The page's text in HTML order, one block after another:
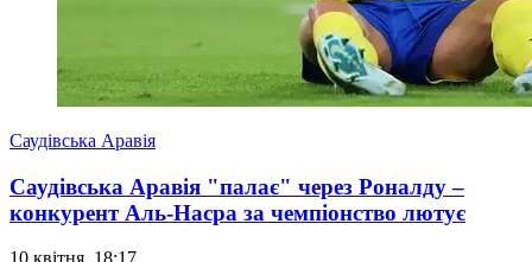
Саудівська Аравія
Саудівська Аравія "палає" через Роналду –
конкурент Аль-Насра за чемпіонство лютує